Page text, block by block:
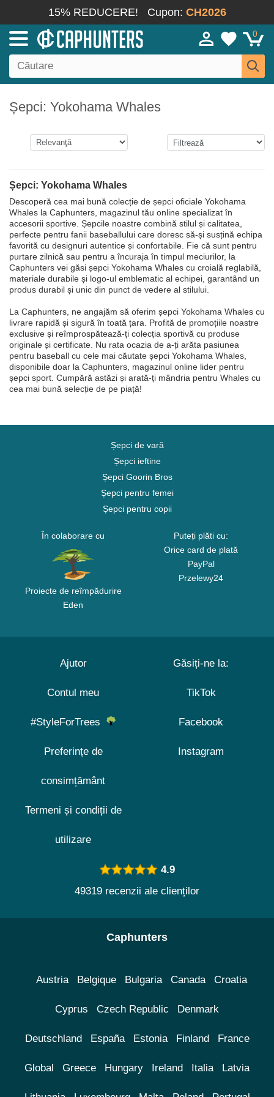
15% REDUCERE! Cupon: CH2026
0
Șepci: Yokohama Whales
Șepci: Yokohama Whales
Descoperă cea mai bună colecție de șepci oficiale Yokohama
Whales la Caphunters, magazinul tău online specializat în
accesorii sportive. Șepcile noastre combină stilul și calitatea,
perfecte pentru fanii baseballului care doresc să-și susțină echipa
favorită cu designuri autentice și confortabile. Fie că sunt pentru
purtare zilnică sau pentru a încuraja în timpul meciurilor, la
Caphunters vei găsi șepci Yokohama Whales cu croială reglabilă,
materiale durabile și logo-ul emblematic al echipei, garantând un
produs durabil și unic din punct de vedere al stilului.
La Caphunters, ne angajăm să oferim șepci Yokohama Whales cu
livrare rapidă și sigură în toată țara. Profită de promoțiile noastre
exclusive și reîmprospătează-ți colecția sportivă cu produse
originale și certificate. Nu rata ocazia de a-ți arăta pasiunea
pentru baseball cu cele mai căutate șepci Yokohama Whales,
disponibile doar la Caphunters, magazinul online lider pentru
șepci sport. Cumpără astăzi și arată-ți mândria pentru Whales cu
cea mai bună selecție de pe piață!
Șepci de vară
Șepci ieftine
Șepci Goorin Bros
Șepci pentru femei
Șepci pentru copii
În colaborare cu
Proiecte de reîmpădurire
Eden
Puteți plăti cu:
Orice card de plată
PayPal
Przelewy24
Ajutor
Contul meu
#StyleForTrees
Preferințe de
consimțământ
Termeni și condiții de
utilizare
Găsiți-ne la:
TikTok
Facebook
Instagram
4.9
49319 recenzii ale clienților
Caphunters
Austria Belgique Bulgaria Canada Croatia
Cyprus Czech Republic Denmark
Deutschland España Estonia Finland France
Global Greece Hungary Ireland Italia Latvia